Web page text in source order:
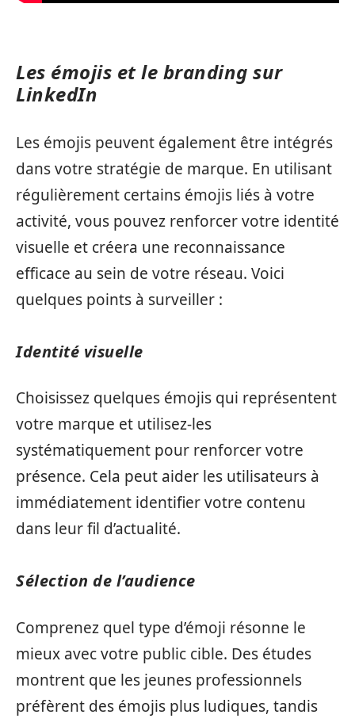
Les émojis et le branding sur
LinkedIn
Les émojis peuvent également être intégrés
dans votre stratégie de marque. En utilisant
régulièrement certains émojis liés à votre
activité, vous pouvez renforcer votre identité
visuelle et créera une reconnaissance
efficace au sein de votre réseau. Voici
quelques points à surveiller :
Identité visuelle
Choisissez quelques émojis qui représentent
votre marque et utilisez-les
systématiquement pour renforcer votre
présence. Cela peut aider les utilisateurs à
immédiatement identifier votre contenu
dans leur fil d’actualité.
Sélection de l’audience
Comprenez quel type d’émoji résonne le
mieux avec votre public cible. Des études
montrent que les jeunes professionnels
préfèrent des émojis plus ludiques, tandis